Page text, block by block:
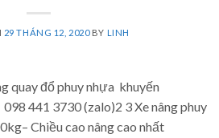
29 THÁNG 12, 2020BY LINH
quay đổ phuy nhựa khuyến
441 3730 (zalo)2 3 Xe nâng phuy
Chiều cao nâng cao nhất